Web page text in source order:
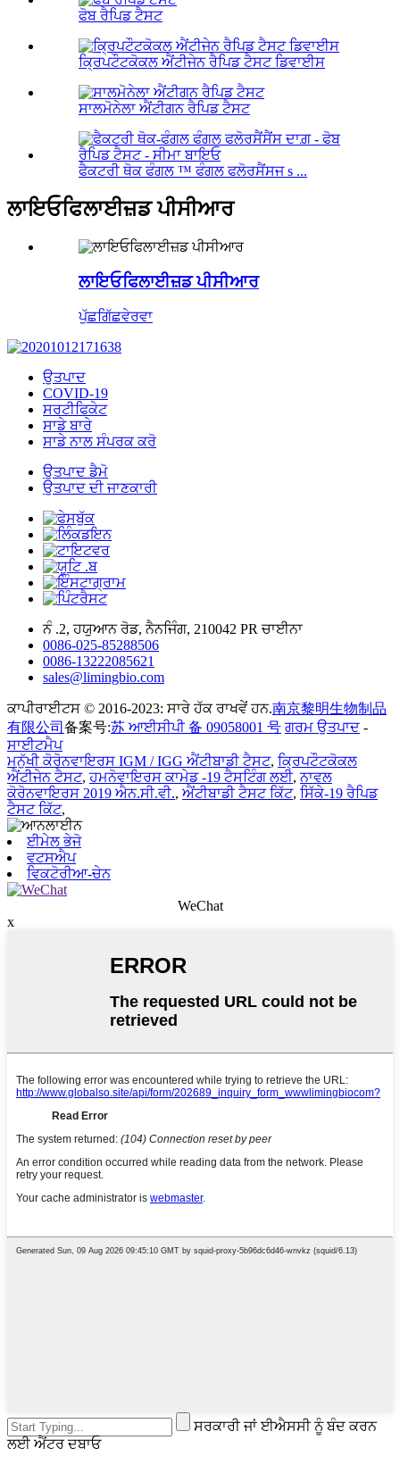
ਫੋਬ ਰੈਪਿਡ ਟੈਸਟ
ਕ੍ਰਿਪਟੌਟਕੋਕਲ ਐਂਟੀਜੇਨ ਰੈਪਿਡ ਟੈਸਟ ਡਿਵਾਈਸ
ਸਾਲਮੋਨੇਲਾ ਐਂਟੀਗਨ ਰੈਪਿਡ ਟੈਸਟ
ਫੈਕਟਰੀ ਥੋਕ ਫੰਗਲ ™ ਫੰਗਲ ਫਲੋਰਸੈਂਸਜ s ...
ਲਾਇਓਫਿਲਾਈਜ਼ਡ ਪੀਸੀਆਰ
ਲਾਇਓਫਿਲਾਈਜ਼ਡ ਪੀਸੀਆਰ
ਪੁੱਛਗਿੱਛਵੇਰਵਾ
ਉਤਪਾਦ
COVID-19
ਸਰਟੀਫਿਕੇਟ
ਸਾਡੇ ਬਾਰੇ
ਸਾਡੇ ਨਾਲ ਸੰਪਰਕ ਕਰੋ
ਉਤਪਾਦ ਡੈਮੋ
ਉਤਪਾਦ ਦੀ ਜਾਣਕਾਰੀ
ਨੰ .2, ਹਯੁਆਨ ਰੋਡ, ਨੈਨਜਿੰਗ, 210042 PR ਚਾਈਨਾ
0086-025-85288506
0086-13222085621
sales@limingbio.com
ਕਾਪੀਰਾਈਟਸ © 2016-2023: ਸਾਰੇ ਹੱਕ ਰਾਖਵੇਂ ਹਨ.南京黎明生物制品
有限公司 备案号:苏 ਆਈਸੀਪੀ 备 09058001 号 ਗਰਮ ਉਤਪਾਦ -
ਸਾਈਟਮੈਪ
ਮਨੁੱਖੀ ਕੋਰੋਨਵਾਇਰਸ IGM / IGG ਐਂਟੀਬਾਡੀ ਟੈਸਟ, ਕ੍ਰਿਪਟੌਟਕੋਕਲ
ਐਂਟੀਜੇਨ ਟੈਸਟ,ਹਮਨੋਵਾਇਰਸ ਕਾਮੇਡ -19 ਟੈਸਟਿੰਗ ਲਈ,ਨਾਵਲ
ਕੋਰੋਨਵਾਇਰਸ 2019 ਐਨ.ਸੀ.ਵੀ., ਐਂਟੀਬਾਡੀ ਟੈਸਟ ਕਿੱਟ, ਸਿੱਕੇ-19 ਰੈਪਿਡ
ਟੈਸਟ ਕਿੱਟ,
ਈਮੇਲ ਭੇਜੋ
ਵਟਸਐਪ
ਵਿਕਟੋਰੀਆ-ਚੇਨ
WeChat
x
ਸਰਕਾਰੀ ਜਾਂ ਈਐਸਸੀ ਨੂੰ ਬੰਦ ਕਰਨ
ਲਈ ਐਂਟਰ ਦਬਾਓ